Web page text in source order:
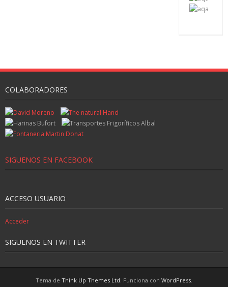
COLABORADORES
SIGUENOS EN FACEBOOK
ACCESO USUARIO
Acceder
SIGUENOS EN TWITTER
Tema de Think Up Themes Ltd. Funciona con WordPress.